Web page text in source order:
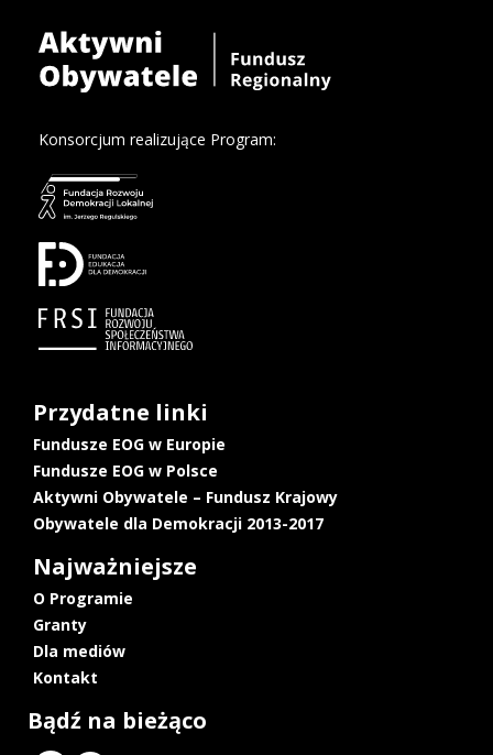
Konsorcjum realizujące Program:
Przydatne linki
Fundusze EOG w Europie
Fundusze EOG w Polsce
Aktywni Obywatele – Fundusz Krajowy
Obywatele dla Demokracji 2013-2017
Najważniejsze
O Programie
Granty
Dla mediów
Kontakt
Bądź na bieżąco